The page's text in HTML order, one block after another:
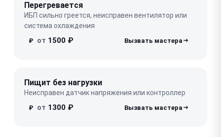
Перегревается
ИБП сильно греется, неисправен вентилятор или
система охлаждения
₽ от 1500 ₽
Пищит без нагрузки
Неисправен датчик напряжения или контроллер
₽ от 1300 ₽